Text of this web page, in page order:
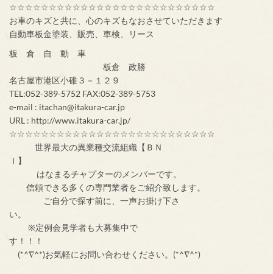
☆☆☆☆☆☆☆☆☆☆☆☆☆☆☆☆☆☆☆☆☆☆☆☆☆☆
お車のキズと共に、心のキズもなおさせていただきます
自動車板金塗装、販売、車検、リース
板 倉 自 動 車
板倉 政勝
名古屋市港区小碓３－１２９
TEL:052-389-5752 FAX:052-389-5753
e-mail : itachan@itakura-car.jp
URL : http://www.itakura-car.jp/
☆☆☆☆☆☆☆☆☆☆☆☆☆☆☆☆☆☆☆☆☆☆☆☆☆☆
世界最大の異業種交流組織【ＢＮ
Ｉ】
はなまるチャプターのメンバーです。
信頼できる多くの専門業者をご紹介致します。
ご自分で探す前に、一声お掛け下さ
い。
※定例会見学者も大募集中で
す！！！
(*^∇^*)お気軽にお問い合わせください。(*^∇^*)